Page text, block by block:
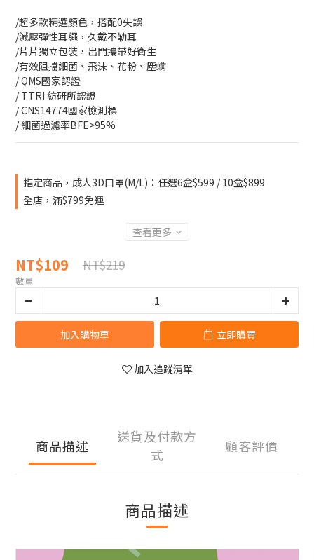
/超多款精選顏色，搭配0失誤
/減壓彈性耳繩，久戴不勒耳
/片片獨立包裝，出門攜帶好衛生
/有效阻擋細菌、飛沫、花粉、塵螨
/ QMS國家認證
/ TTRI 紡研所認證
/ CNS14774國家檢測標
/ 細菌過濾率BFE>95%
指定商品，成人3D口罩(M/L)：任選6盒$599 / 10盒$899
全店，滿$799免運
查看更多
NT$109 NT$219
數量
加入購物車 立即購買
加入追蹤清單
商品描述
送貨及付款方
式
顧客評價
商品描述